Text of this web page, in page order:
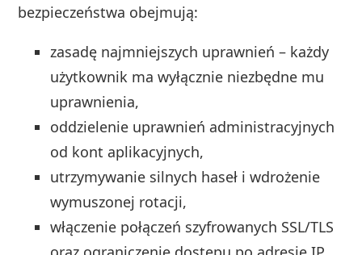
bezpieczeństwa obejmują:
zasadę najmniejszych uprawnień – każdy
użytkownik ma wyłącznie niezbędne mu
uprawnienia,
oddzielenie uprawnień administracyjnych
od kont aplikacyjnych,
utrzymywanie silnych haseł i wdrożenie
wymuszonej rotacji,
włączenie połączeń szyfrowanych SSL/TLS